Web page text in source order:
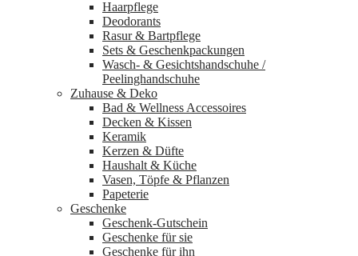
Haarpflege
Deodorants
Rasur & Bartpflege
Sets & Geschenkpackungen
Wasch‑ & Gesichtshandschuhe /
Peelinghandschuhe
Zuhause & Deko
Bad & Wellness Accessoires
Decken & Kissen
Keramik
Kerzen & Düfte
Haushalt & Küche
Vasen, Töpfe & Pflanzen
Papeterie
Geschenke
Geschenk-Gutschein
Geschenke für sie
Geschenke für ihn